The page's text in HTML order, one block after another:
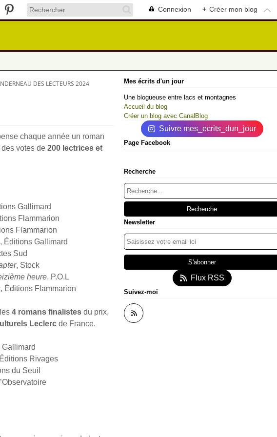
Connexion + Créer mon blog
DES LECTEURS 2024
chaque année un roman
votes de 200 lectrices et
Gallimard
Flammarion
Flammarion
, Éditions Gallimard
Sud
, Stock
heure, P.O.L
, Éditions Flammarion
4 romans finalistesdu prix,
Leclercde France.
Rivages
du Seuil
Mes écrits d'un jour
Une blogueuse entre lacs et montagnes
Accueil du blog
Créer un blog avec CanalBlog
Suivre mes_ecrits_dun_jour
Page Facebook
Recherche
Newsletter
Flux RSS
Suivez-moi